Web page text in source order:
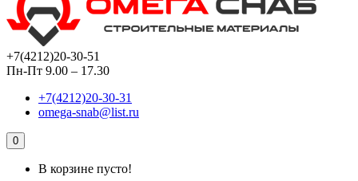
+7(4212)20-30-51
Пн-Пт 9.00 – 17.30
+7(4212)20-30-31
omega-snab@list.ru
0
В корзине пусто!